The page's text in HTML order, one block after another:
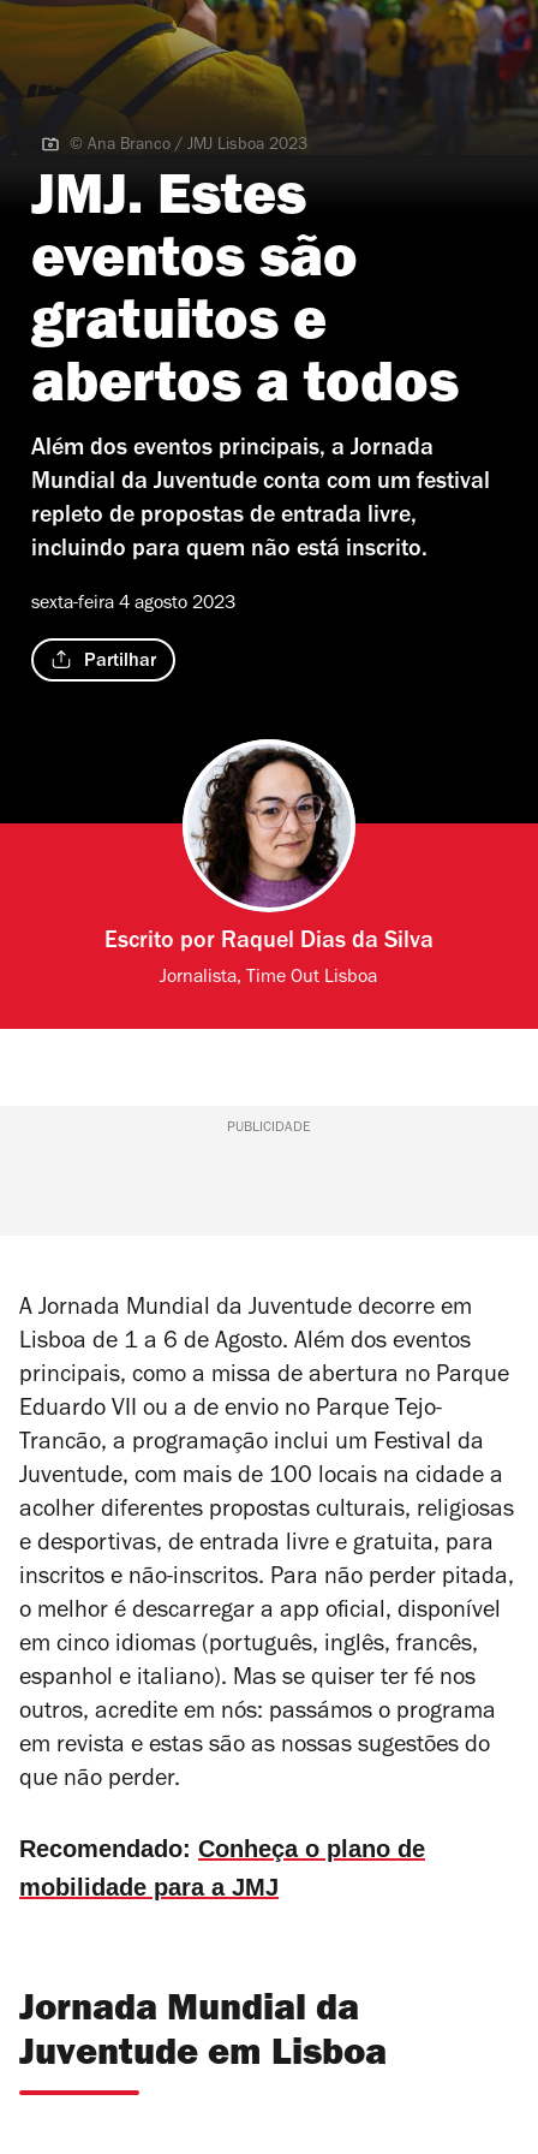
© Ana Branco / JMJ Lisboa 2023
© Ana Branco / JMJ Lisboa 2023
JMJ. Estes
eventos são
gratuitos e
abertos a todos
Além dos eventos principais, a Jornada
Mundial da Juventude conta com um festival
repleto de propostas de entrada livre,
incluindo para quem não está inscrito.
sexta-feira 4 agosto 2023
Partilhar
Escrito por Raquel Dias da Silva
Jornalista, Time Out Lisboa
PUBLICIDADE
A Jornada Mundial da Juventude decorre em
Lisboa de 1 a 6 de Agosto. Além dos eventos
principais, como a missa de abertura no Parque
Eduardo VII ou a de envio no Parque Tejo-
Trancão, a programação inclui um Festival da
Juventude, com mais de 100 locais na cidade a
acolher diferentes propostas culturais, religiosas
e desportivas, de entrada livre e gratuita, para
inscritos e não-inscritos. Para não perder pitada,
o melhor é descarregar a app oficial, disponível
em cinco idiomas (português, inglês, francês,
espanhol e italiano). Mas se quiser ter fé nos
outros, acredite em nós: passámos o programa
em revista e estas são as nossas sugestões do
que não perder.
Recomendado: Conheça o plano de
mobilidade para a JMJ
Jornada Mundial da
Juventude em Lisboa